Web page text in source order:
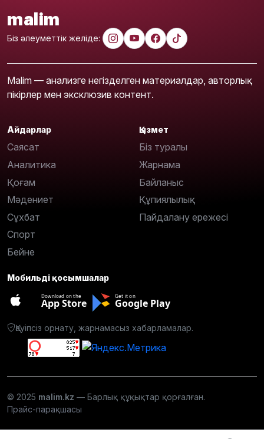
malim
Біз әлеуметтік желіде:
Malim — анализге негізделген материалдар, авторлық
пікірлер мен эксклюзив контент.
Айдарлар
Саясат
Аналитика
Қоғам
Мәдениет
Сұхбат
Спорт
Бейне
Қызмет
Біз туралы
Жарнама
Байланыс
Құпиялылық
Пайдалану ережесі
Мобильді қосымшалар
Download on the
App Store
Get it on
Google Play
Қауіпсіз орнату, жарнамасыз хабарламалар.
© 2025 malim.kz — Барлық құқықтар қорғалған.
Прайс-парақшасы